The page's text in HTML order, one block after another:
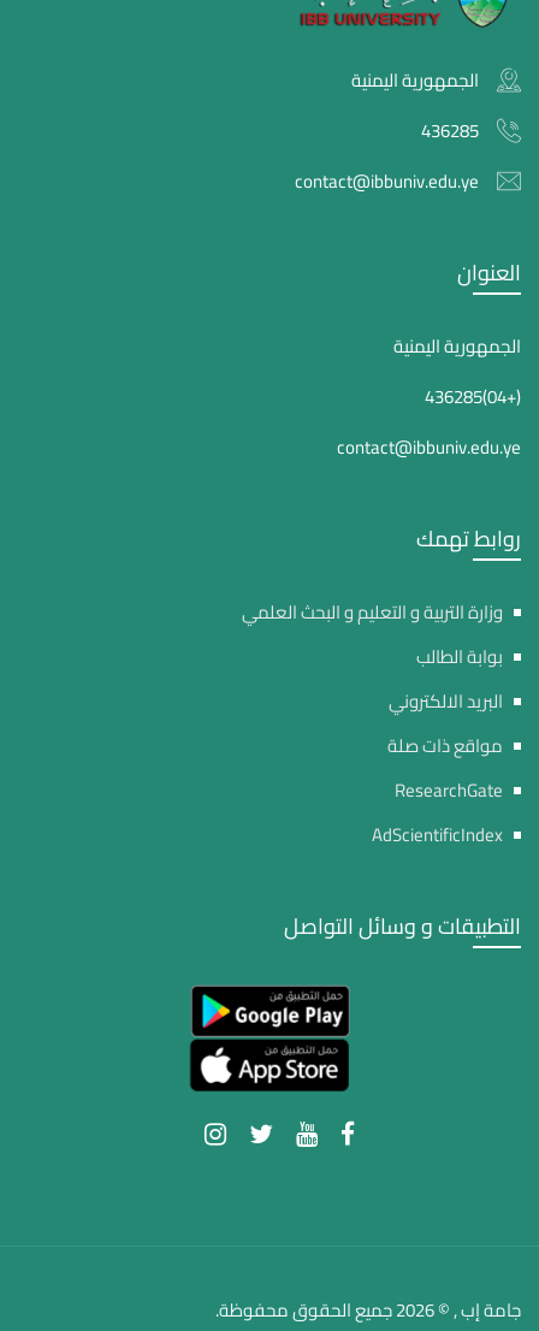
الجمهورية اليمنية
436285
contact@ibbuniv.edu.ye
العنوان
الجمهورية اليمنية
(+04)436285
contact@ibbuniv.edu.ye
روابط تهمك
وزارة التربية و التعليم و البحث العلمي
بوابة الطالب
البريد الالكتروني
مواقع ذات صلة
ResearchGate
AdScientificIndex
التطبيقات و وسائل التواصل
جامة إب , © 2026 جميع الحقوق محفوظة.